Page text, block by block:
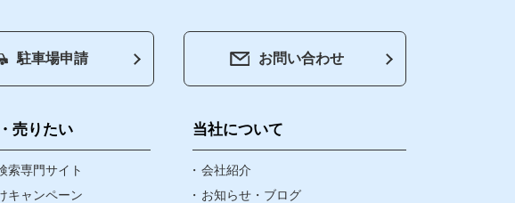
会社紹介
お知らせ・ブログ
社長ブログ
駐車場申請 お問い合わせ
売りたい
索専門サイト
キャンペーン
当社について
会社紹介
お知らせ・ブログ